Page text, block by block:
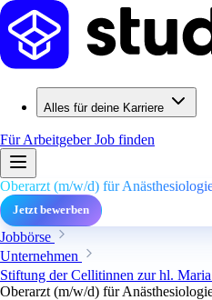
Alles für deine Karriere
Für ArbeitgeberJob finden
Oberarzt (m/w/d) für
Jetzt bewerben
Jobbörse
Unternehmen
Stiftung der Cellitinnen zur hl. Maria
Oberarzt (m/w/d) für